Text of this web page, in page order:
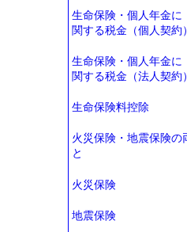
生命保険・個人年金に
関する税金（個人契約）
生命保険・個人年金に
関する税金（法人契約）
生命保険料控除
火災保険・地震保険の
と
火災保険
地震保険